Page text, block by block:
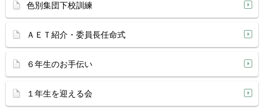
色別集団下校訓練
ＡＥＴ紹介・委員長任命式
６年生のお手伝い
１年生を迎える会